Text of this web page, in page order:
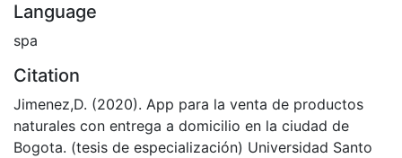
Language
spa
Citation
Jimenez,D. (2020). App para la venta de productos
naturales con entrega a domicilio en la ciudad de
Bogota. (tesis de especialización) Universidad Santo